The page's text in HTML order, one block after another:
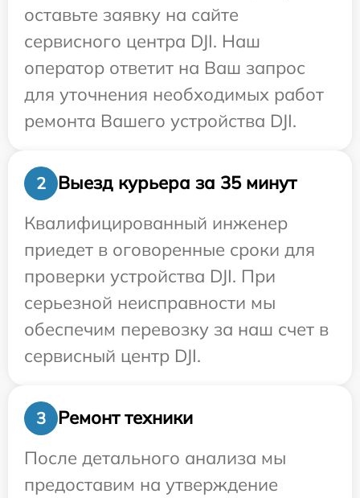
оставьте заявку на сайте
сервисного центра DJI. Наш
оператор ответит на Ваш запрос
для уточнения необходимых работ
ремонта Вашего устройства DJI.
2
Выезд курьера за 35 минут
Квалифицированный инженер
приедет в оговоренные сроки для
проверки устройства DJI. При
серьезной неисправности мы
обеспечим перевозку за наш счет в
сервисный центр DJI.
3
Ремонт техники
После детального анализа мы
предоставим на утверждение